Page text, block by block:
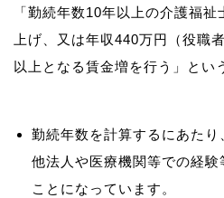
「勤続年数10年以上の介護福
上げ、又は年収440万円（役職
勤続年数を計算するにあたり
他法人や医療機関等での経
ことになっています。